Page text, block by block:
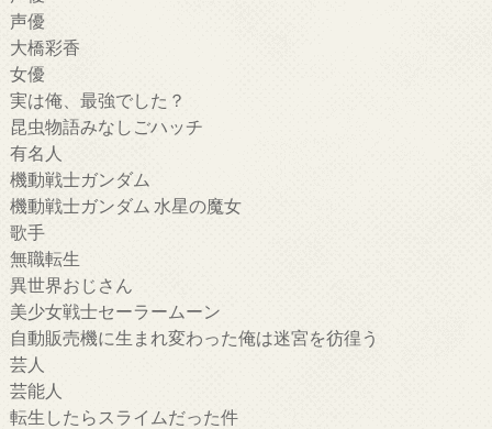
声優
大橋彩香
女優
実は俺、最強でした？
昆虫物語みなしごハッチ
有名人
機動戦士ガンダム
機動戦士ガンダム 水星の魔女
歌手
無職転生
異世界おじさん
美少女戦士セーラームーン
自動販売機に生まれ変わった俺は迷宮を彷徨う
芸人
芸能人
転生したらスライムだった件